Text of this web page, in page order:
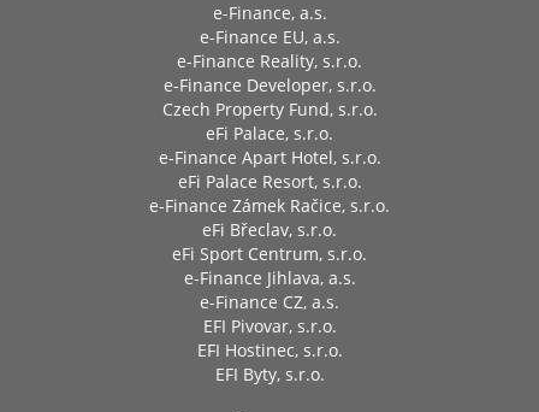
e-Finance, a.s.
e-Finance EU, a.s.
e-Finance Reality, s.r.o.
e-Finance Developer, s.r.o.
Czech Property Fund, s.r.o.
eFi Palace, s.r.o.
e-Finance Apart Hotel, s.r.o.
eFi Palace Resort, s.r.o.
e-Finance Zámek Račice, s.r.o.
eFi Břeclav, s.r.o.
eFi Sport Centrum, s.r.o.
e-Finance Jihlava, a.s.
e-Finance CZ, a.s.
EFI Pivovar, s.r.o.
EFI Hostinec, s.r.o.
EFI Byty, s.r.o.